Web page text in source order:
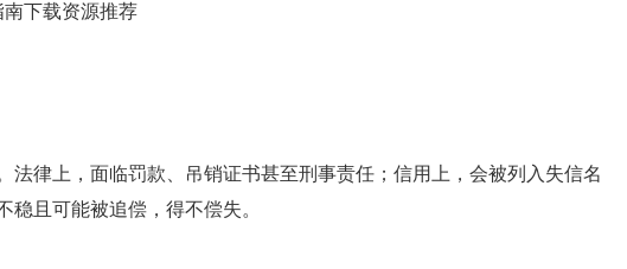
下载资源推荐
法律上，面临罚款、吊销证书甚至刑事责任；信用上，会被列入失信名
且可能被追偿，得不偿失。